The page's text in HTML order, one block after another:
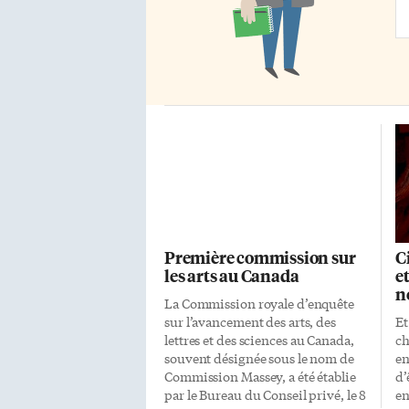
Première commission sur
les arts au Canada
La Commission royale d’enquête
sur l’avancement des arts, des
lettres et des sciences au Canada,
souvent désignée sous le nom de
Commission Massey, a été établie
par le Bureau du Conseil privé, le 8